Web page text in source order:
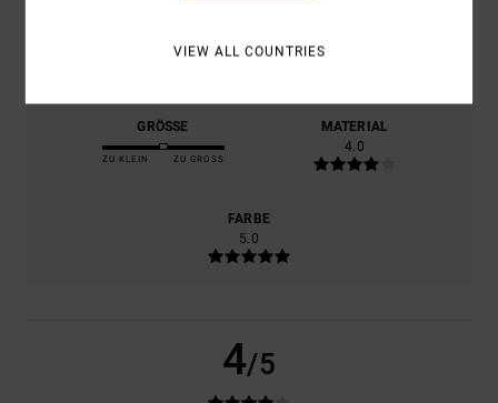
4.0
GRÖSSE
ZU KLEIN ZU GROSS
MATERIAL
4.0
FARBE
5.0
4/5
VIEW ALL COUNTRIES